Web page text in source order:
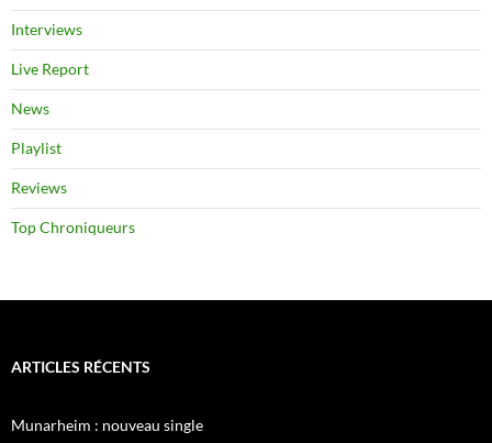
Interviews
Live Report
News
Playlist
Reviews
Top Chroniqueurs
ARTICLES RÉCENTS
Munarheim : nouveau single